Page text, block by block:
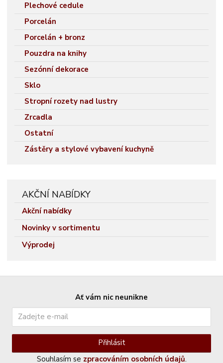
Plechové cedule
Porcelán
Porcelán + bronz
Pouzdra na knihy
Sezónní dekorace
Sklo
Stropní rozety nad lustry
Zrcadla
Ostatní
Zástěry a stylové vybavení kuchyně
AKČNÍ NABÍDKY
Akční nabídky
Novinky v sortimentu
Výprodej
Ať vám nic neunikne
Přihlásit
Souhlasím se zpracováním osobních údajů.